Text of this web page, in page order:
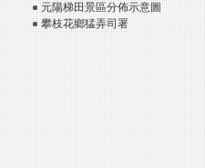
元陽梯田景區分佈示意圖
攀枝花鄉猛弄司署